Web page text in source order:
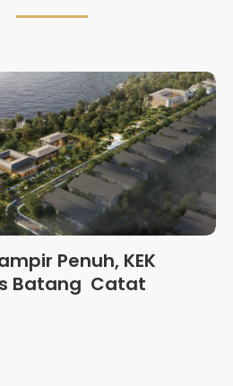
Penuh, KEK
Batang Catat